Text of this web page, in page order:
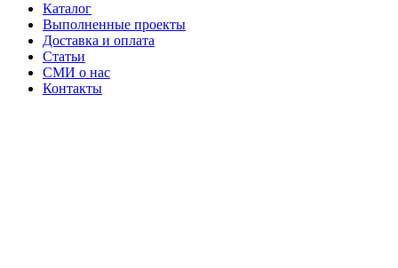
Каталог
Выполненные проекты
Доставка и оплата
Статьи
СМИ о нас
Контакты